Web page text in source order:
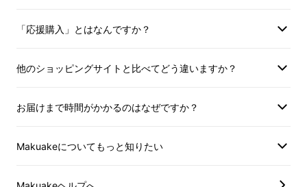
前股上 21 22 22 23 24
素材 : cotton95% pu5%
サイズ表はワンウォッシュ後の数値と
サイズ S M L XL XXL
リジット(未洗い)
※裾上げに関しま
※購入後のキャン
「応援購入」とはなんですか？
他のショッピングサイトと比べてどう違いますか？
お届けまで時間がかかるのはなぜですか？
Makuakeについてもっと知りたい